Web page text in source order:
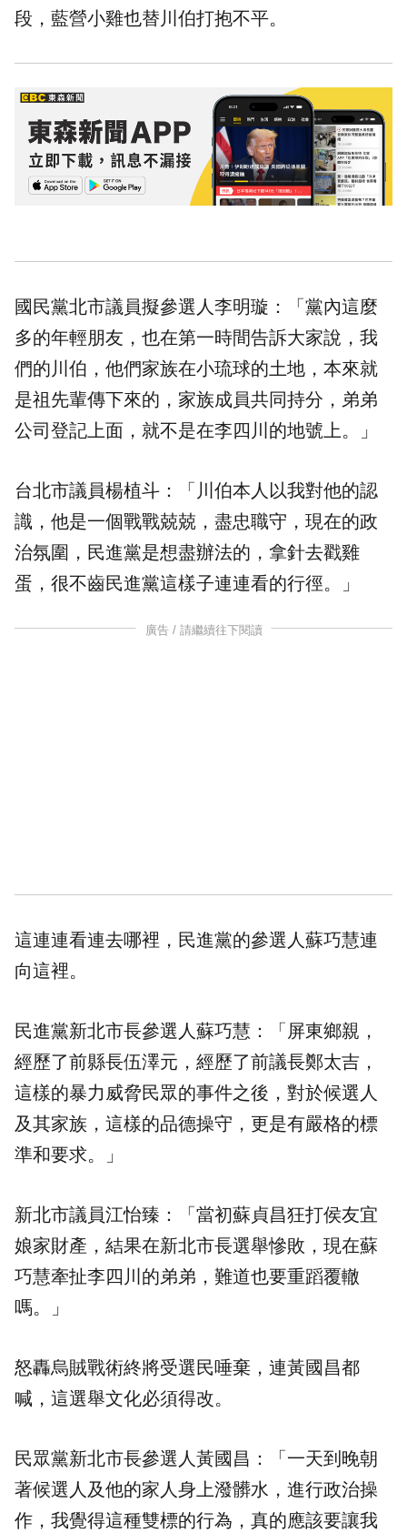
段，藍營小雞也替川伯打抱不平。
國民黨北市議員擬參選人李明璇：「黨內這麼
多的年輕朋友，也在第一時間告訴大家說，我
們的川伯，他們家族在小琉球的土地，本來就
是祖先輩傳下來的，家族成員共同持分，弟弟
公司登記上面，就不是在李四川的地號上。」
台北市議員楊植斗：「川伯本人以我對他的認
識，他是一個戰戰兢兢，盡忠職守，現在的政
治氛圍，民進黨是想盡辦法的，拿針去戳雞
蛋，很不齒民進黨這樣子連連看的行徑。」
廣告 / 請繼續往下閱讀
這連連看連去哪裡，民進黨的參選人蘇巧慧連
向這裡。
民進黨新北市長參選人蘇巧慧：「屏東鄉親，
經歷了前縣長伍澤元，經歷了前議長鄭太吉，
這樣的暴力威脅民眾的事件之後，對於候選人
及其家族，這樣的品德操守，更是有嚴格的標
準和要求。」
新北市議員江怡臻：「當初蘇貞昌狂打侯友宜
娘家財產，結果在新北市長選舉慘敗，現在蘇
巧慧牽扯李四川的弟弟，難道也要重蹈覆轍
嗎。」
怒轟烏賊戰術終將受選民唾棄，連黃國昌都
喊，這選舉文化必須得改。
民眾黨新北市長參選人黃國昌：「一天到晚朝
著候選人及他的家人身上潑髒水，進行政治操
作，我覺得這種雙標的行為，真的應該要讓我